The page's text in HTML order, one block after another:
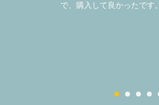
で、購入して良かったです。